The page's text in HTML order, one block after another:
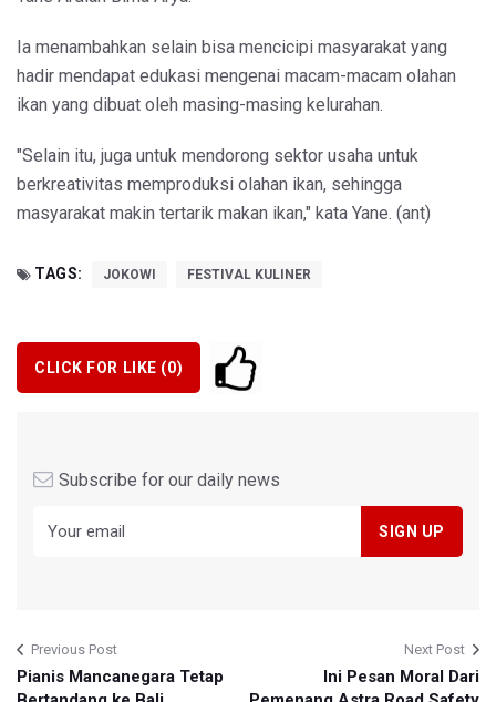
Ia menambahkan selain bisa mencicipi masyarakat yang
hadir mendapat edukasi mengenai macam-macam olahan
ikan yang dibuat oleh masing-masing kelurahan.
"Selain itu, juga untuk mendorong sektor usaha untuk
berkreativitas memproduksi olahan ikan, sehingga
masyarakat makin tertarik makan ikan," kata Yane. (ant)
TAGS: JOKOWI FESTIVAL KULINER
CLICK FOR LIKE (0)
Subscribe for our daily news
Previous Post
Pianis Mancanegara Tetap
Next Post
Ini Pesan Moral Dari